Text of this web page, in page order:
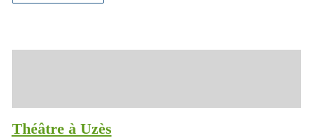
Théâtre à Uzès